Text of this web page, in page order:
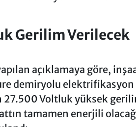
Gerilim Verilecek
açıklamaya göre,
demiryolu elektrifikasyon
Voltluk yüksek
tamamen enerjili